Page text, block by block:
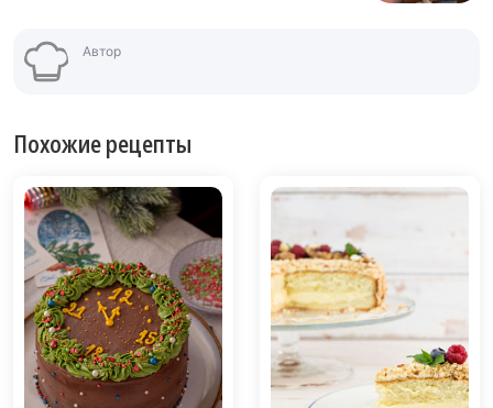
Автор
Похожие рецепты